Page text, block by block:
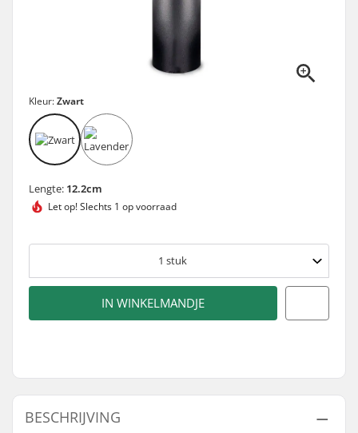
Kleur:Zwart
Lengte: 12.2cm
Let op!Slechts 1 op voorraad
1 stuk
IN WINKELMANDJE
BESCHRIJVING